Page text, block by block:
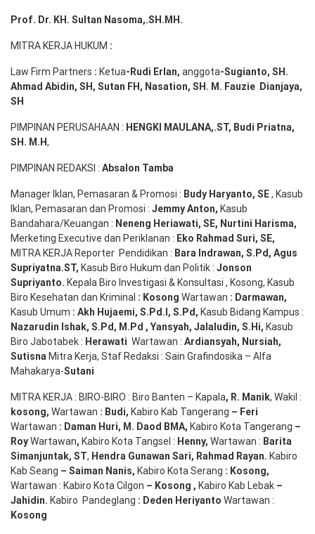
Prof. Dr. KH. Sultan Nasoma,.SH.MH.
MITRA KERJA HUKUM :
Law Firm Partners : Ketua-Rudi Erlan, anggota-Sugianto, SH.
Ahmad Abidin, SH, Sutan FH, Nasation, SH. M. Fauzie Dianjaya,
SH
PIMPINAN PERUSAHAAN : HENGKI MAULANA,.ST, Budi Priatna,
SH . M.H,
PIMPINAN REDAKSI : Absalon Tamba
Manager Iklan, Pemasaran & Promosi : Budy Haryanto, SE, Kasub
Iklan, Pemasaran dan Promosi : Jemmy Anton, Kasub
Bandahara/Keuangan : Neneng Heriawati, SE, Nurtini Harisma,
Merketing Executive dan Periklanan : Eko Rahmad Suri, SE,
MITRA KERJA Reporter Pendidikan : Bara Indrawan, S.Pd , Agus
Supriyatna.ST, Kasub Biro Hukum dan Politik : Jonson
Supriyanto. Kepala Biro Investigasi & Konsultasi , Kosong, Kasub
Biro Kesehatan dan Kriminal : Kosong Wartawan : Darmawan,
Kasub Umum : Akh Hujaemi, S.Pd.I, S.Pd , Kasub Bidang Kampus :
Nazarudin Ishak, S.Pd , M.Pd , Yansyah, Jalaludin, S.Hi, Kasub
Biro Jabotabek : Herawati Wartawan : Ardiansyah, Nursiah,
Sutisna Mitra Kerja, Staf Redaksi : Sain Grafindosika – Alfa
Mahakarya-Sutani
MITRA KERJA : BIRO-BIRO : Biro Banten – Kapala, R. Manik, Wakil :
kosong, Wartawan : Budi, Kabiro Kab Tangerang – Feri
Wartawan : Daman Huri, M. Daod BMA, Kabiro Kota Tangerang –
RoyWartawan, Kabiro Kota Tangsel : Henny, Wartawan : Barita
Simanjuntak, ST, Hendra Gunawan Sari, Rahmad Rayan. Kabiro
Kab Seang – Saiman Nanis, Kabiro Kota Serang : Kosong,
Wartawan : Kabiro Kota Cilgon – Kosong , Kabiro Kab Lebak –
Jahidin. Kabiro Pandeglang : Deden Heriyanto Wartawan :
Kosong